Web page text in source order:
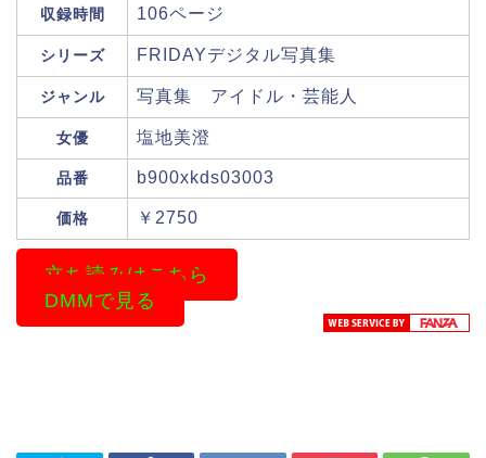
収録時間 106ページ
シリーズ FRIDAYデジタル写真集
ジャンル 写真集 アイドル・芸能人
女優 塩地美澄
品番 b900xkds03003
価格 ￥2750
立ち読みはこちら
DMMで見る